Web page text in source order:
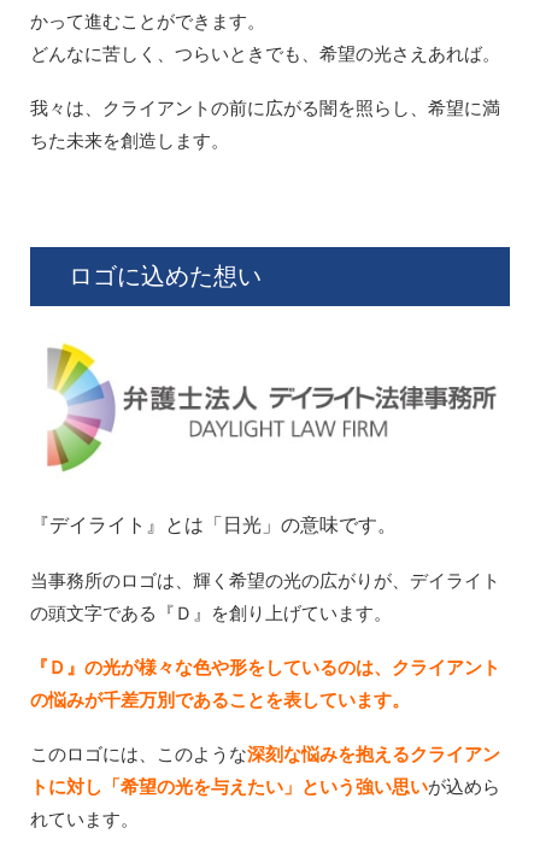
かって進むことができます。
どんなに苦しく、つらいときでも、希望の光さえあれば。
我々は、クライアントの前に広がる闇を照らし、希望に満
ちた未来を創造します。
ロゴに込めた想い
『デイライト』とは「日光」の意味です。
当事務所のロゴは、輝く希望の光の広がりが、デイライト
の頭文字である『Ｄ』を創り上げています。
『Ｄ』の光が様々な色や形をしているのは、クライアント
の悩みが千差万別であることを表しています。
このロゴには、このような深刻な悩みを抱えるクライアン
トに対し「希望の光を与えたい」という強い思いが込めら
れています。